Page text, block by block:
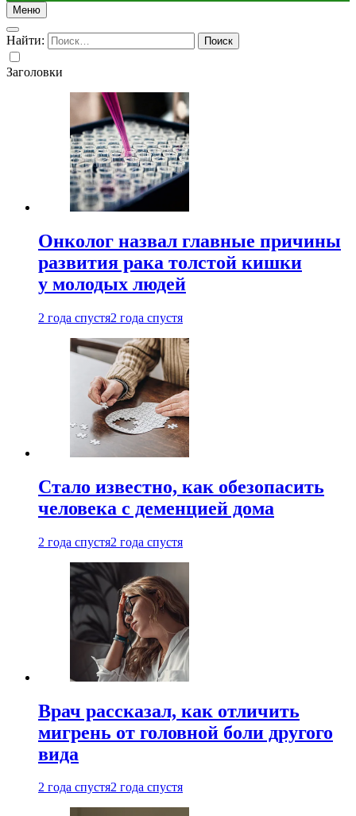
Меню
Найти:
Заголовки
Онколог назвал главные причины
развития рака толстой кишки
у молодых людей
2 года спустя2 года спустя
Стало известно, как обезопасить
человека с деменцией дома
2 года спустя2 года спустя
Врач рассказал, как отличить
мигрень от головной боли другого
вида
2 года спустя2 года спустя